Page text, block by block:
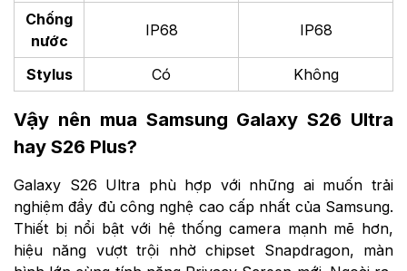
Chống
nước
IP68 IP68
Stylus Có Không
Vậy nên mua Samsung Galaxy S26 Ultra
hay S26 Plus?
Galaxy S26 Ultra phù hợp với những ai muốn trải
nghiệm đầy đủ công nghệ cao cấp nhất của Samsung.
Thiết bị nổi bật với hệ thống camera mạnh mẽ hơn,
hiệu năng vượt trội nhờ chipset Snapdragon, màn